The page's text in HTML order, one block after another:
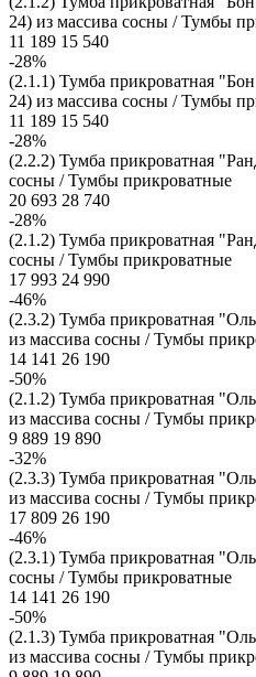
24) из массива сосны / Тумбы
11 189 15 540
-28%
(2.1.1) Тумба прикроватная
24) из массива сосны / Тумбы
11 189 15 540
-28%
(2.2.2) Тумба прикроватная
сосны / Тумбы прикроватные
20 693 28 740
-28%
(2.1.2) Тумба прикроватная
сосны / Тумбы прикроватные
17 993 24 990
-46%
(2.3.2) Тумба прикроватная
из массива сосны / Тумбы
14 141 26 190
-50%
(2.1.2) Тумба прикроватная
из массива сосны / Тумбы
9 889 19 890
-32%
(2.3.3) Тумба прикроватная
из массива сосны / Тумбы
17 809 26 190
-46%
(2.3.1) Тумба прикроватная
сосны / Тумбы прикроватные
14 141 26 190
-50%
(2.1.3) Тумба прикроватная
из массива сосны / Тумбы